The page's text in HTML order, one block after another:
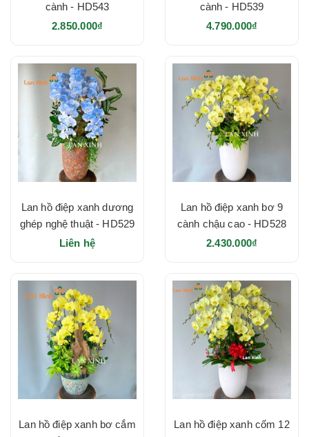
cành - HD543
2.850.000₫
cành - HD539
4.790.000₫
Lan hồ điệp xanh dương
ghép nghệ thuật - HD529
Liên hệ
Lan hồ điệp xanh bơ 9
cành chậu cao - HD528
2.430.000₫
Lan hồ điệp xanh bơ cắm
Lan hồ điệp xanh cốm 12